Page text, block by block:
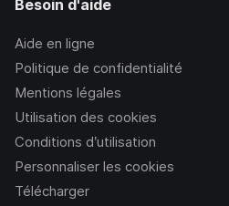
Besoin d'aide
Aide en ligne
Politique de confidentialité
Mentions légales
Utilisation des cookies
Conditions d’utilisation
Personnaliser les cookies
Télécharger